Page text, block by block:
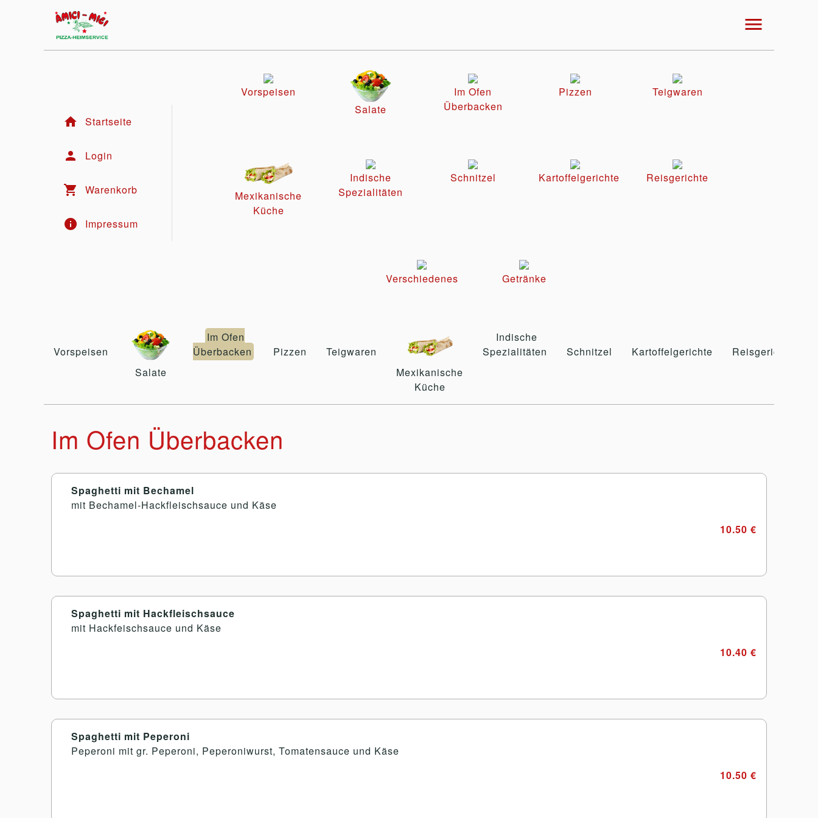
menu
home Startseite
person Login
shopping_cart Warenkorb
info Impressum
Vorspeisen
Salate
Im Ofen
Überbacken
Pizzen Teigwaren
Mexikanische
Küche
Indische
Spezialitäten
Schnitzel Kartoffelgerichte Reisgerichte
Verschiedenes Getränke
Vorspeisen
Salate
Im Ofen
Überbacken
Pizzen
Teigwaren
Mexikanische
Küche
Indische
Spezialitäten
Schnitzel Kartoffelgerichte Reisgerichte
Im Ofen Überbacken
Spaghetti mit Bechamel
mit Bechamel-Hackfleischsauce und Käse
10.50 €
Spaghetti mit Hackfleischsauce
mit Hackfeischsauce und Käse
10.40 €
Spaghetti mit Peperoni
Peperoni mit gr. Peperoni, Peperoniwurst, Tomatensauce und Käse
10.50 €